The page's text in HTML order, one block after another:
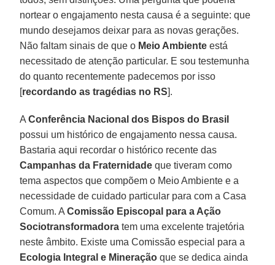
nortear o engajamento nesta causa é a seguinte: que
mundo desejamos deixar para as novas gerações.
Não faltam sinais de que o Meio Ambiente está
necessitado de atenção particular. E sou testemunha
do quanto recentemente padecemos por isso
[recordando as tragédias no RS].
AConferência Nacional dos Bispos do Brasil
possui um histórico de engajamento nessa causa.
Bastaria aqui recordar o histórico recente das
Campanhas da Fraternidade que tiveram como
tema aspectos que compõem o Meio Ambiente e a
necessidade de cuidado particular para com a Casa
Comum. AComissão Episcopal para a Ação
Sociotransformadora tem uma excelente trajetória
neste âmbito. Existe uma Comissão especial para a
Ecologia Integral e Mineração que se dedica ainda